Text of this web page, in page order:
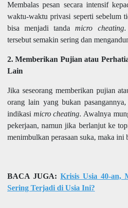
Membalas pesan secara intensif
waktu-waktu privasi seperti sebelum
bisa menjadi tandamicro cheating.
tersebut semakin sering dan
2. Memberikan Pujian atau
Lain
Jika seseorang memberikan pujian
orang lain yang bukan
indikasi micro cheating. Awalnya
pekerjaan, namun jika berlanjut ke
menimbulkan perasaan suka, maka ini
BACA JUGA: Krisis Usia 40-an,
Sering Terjadi di Usia Ini?